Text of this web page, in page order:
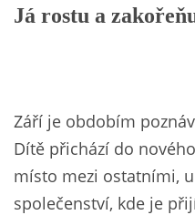
DĚJINY VÝTVARNÉHO UMĚNÍ
ROČNÍ PLÁN - INSPIRACE /
VZDĚLÁVACÍ BLOK ZÁŘÍ
Já rostu a
Září je obdobím
Dítě přichází do
místo mezi ostatními,
společenství, kde je